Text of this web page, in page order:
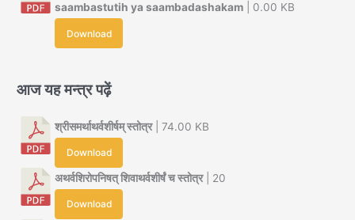
saambastutih ya saambadashakam | 0.00 KB
Download
आज यह मन्त्र पढ़ें
श्रीसमर्थाथर्वशीर्षम् स्तोत्र| 74.00 KB
Download
अथर्वशिरोपनिषत् शिवाथर्वशीर्षं च स्तोत्र| 20
Download